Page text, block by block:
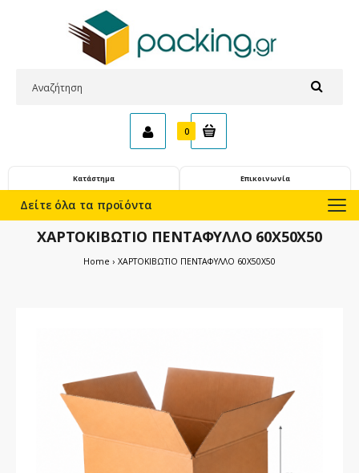
0
Κατάστημα Επικοινωνία
Δείτε όλα τα προϊόντα
ΧΑΡΤΟΚΙΒΩΤΙΟ ΠΕΝΤΑΦΥΛΛΟ 60X50X50
Home ΧΑΡΤΟΚΙΒΩΤΙΟ ΠΕΝΤΑΦΥΛΛΟ 60X50X50